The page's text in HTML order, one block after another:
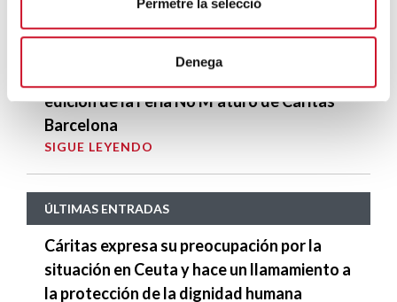
Permetre la selecció
Denega
amb Cor han encontrado trabajo
SIGUE LEYENDO
edición de la Feria No M’aturo de Cáritas
Barcelona
SIGUE LEYENDO
ÚLTIMAS ENTRADAS
Cáritas expresa su preocupación por la
situación en Ceuta y hace un llamamiento a
la protección de la dignidad humana